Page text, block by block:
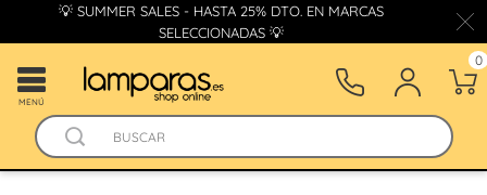
💡 SUMMER SALES - HASTA 25% DTO. EN MARCAS
SELECCIONADAS 💡
MENÚ
0